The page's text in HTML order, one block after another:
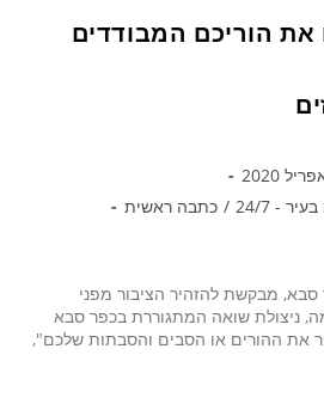
את הוריכם המבודדים
- 24/7
/ כתבה ראשית
מבקשת להזהיר הציבור מפני
ניצולת שואה המתגוררת בכפר סבא
את ההורים או הסבים והסבתות שלכם",